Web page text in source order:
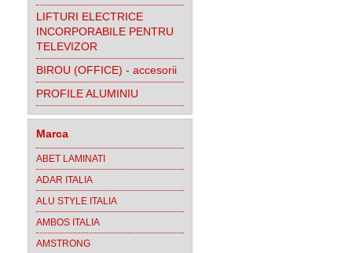
LIFTURI ELECTRICE
INCORPORABILE PENTRU
TELEVIZOR
BIROU (OFFICE) - accesorii
PROFILE ALUMINIU
Marca
ABET LAMINATI
ADAR ITALIA
ALU STYLE ITALIA
AMBOS ITALIA
AMSTRONG